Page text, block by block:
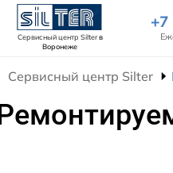
Сервисный центр Silterв
Воронеже
+7
Сервисный центр Silter